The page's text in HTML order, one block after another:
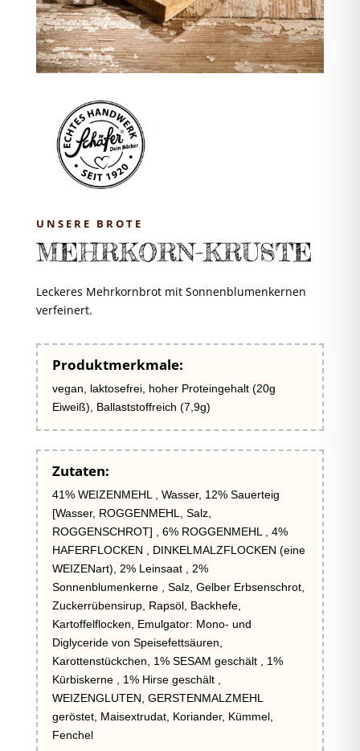
UNSERE BROTE
MEHRKORN-KRUSTE
Leckeres Mehrkornbrot mit Sonnenblumenkernen
verfeinert.
Produktmerkmale:
vegan, laktosefrei, hoher Proteingehalt (20g
Eiweiß), Ballaststoffreich (7,9g)
Zutaten:
41% WEIZENMEHL , Wasser, 12% Sauerteig
[Wasser, ROGGENMEHL, Salz,
ROGGENSCHROT] , 6% ROGGENMEHL , 4%
HAFERFLOCKEN , DINKELMALZFLOCKEN (eine
WEIZENart), 2% Leinsaat , 2%
Sonnenblumenkerne , Salz, Gelber Erbsenschrot,
Zuckerrübensirup, Rapsöl, Backhefe,
Kartoffelflocken, Emulgator: Mono- und
Diglyceride von Speisefettsäuren,
Karottenstückchen, 1% SESAM geschält , 1%
Kürbiskerne , 1% Hirse geschält ,
WEIZENGLUTEN, GERSTENMALZMEHL
geröstet, Maisextrudat, Koriander, Kümmel,
Fenchel